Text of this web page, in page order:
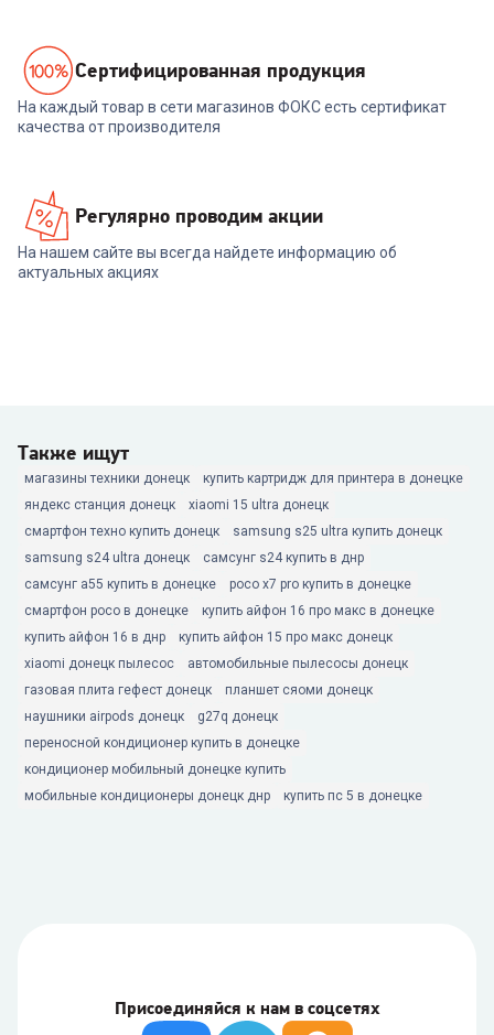
Cертифицированная продукция
На каждый товар в сети магазинов ФОКС есть сертификат
качества от производителя
Регулярно проводим акции
На нашем сайте вы всегда найдете информацию об
актуальных акциях
Также ищут
магазины техники донецк
купить картридж для принтера в донецке
яндекс станция донецк
xiaomi 15 ultra донецк
смартфон техно купить донецк
samsung s25 ultra купить донецк
samsung s24 ultra донецк
самсунг s24 купить в днр
самсунг а55 купить в донецке
poco x7 pro купить в донецке
смартфон poco в донецке
купить айфон 16 про макс в донецке
купить айфон 16 в днр
купить айфон 15 про макс донецк
xiaomi донецк пылесос
автомобильные пылесосы донецк
газовая плита гефест донецк
планшет сяоми донецк
наушники airpods донецк
g27q донецк
переносной кондиционер купить в донецке
кондиционер мобильный донецке купить
мобильные кондиционеры донецк днр
купить пс 5 в донецке
Присоединяйся к нам в соцсетях